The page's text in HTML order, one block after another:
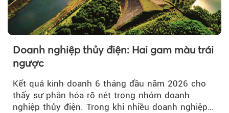
Doanh nghiệp thủy điện: Hai gam màu trái
ngược
Kết quả kinh doanh 6 tháng đầu năm 2026 cho
thấy sự phân hóa rõ nét trong nhóm doanh
nghiệp thủy điện. Trong khi nhiều doanh nghiệp